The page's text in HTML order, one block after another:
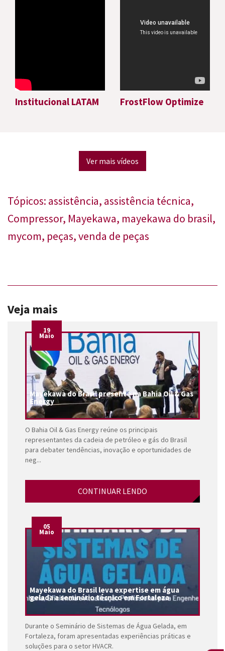
Institucional LATAM FrostFlow Optimize
Ver mais vídeos
Tópicos: assistência, assistência técnica,
Compressor, Mayekawa, mayekawa do brasil,
mycom, peças,venda de peças
Veja mais
19
Maio
Mayekawa do Brasil presente na Bahia Oil & Gas
Energy
O Bahia Oil & Gas Energy reúne os principais
representantes da cadeia de petróleo e gás do Brasil
para debater tendências, inovação e oportunidades de
neg...
CONTINUAR LENDO
05
Maio
Mayekawa do Brasil leva expertise em água
gelada a seminário técnico em Fortaleza
Durante o Seminário de Sistemas de Água Gelada, em
Fortaleza, foram apresentadas experiências práticas e
soluções para o setor HVACR.